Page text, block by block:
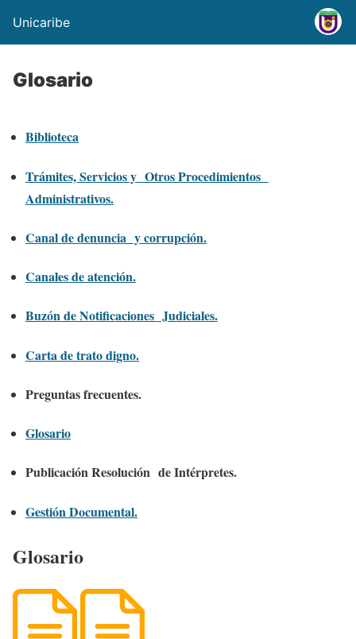
Unicaribe
Glosario
Biblioteca
Trámites, Servicios y Otros Procedimientos
Administrativos.
Canal de denuncia y corrupción.
Canales de atención.
Buzón de Notificaciones Judiciales.
Carta de trato digno.
Preguntas frecuentes.
Glosario
Publicación Resolución de Intérpretes.
Gestión Documental.
Glosario